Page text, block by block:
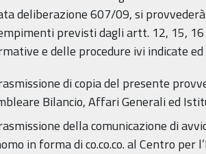
deliberazione 607/09, si
previsti dagli artt. 12, 15,
e delle procedure ivi indicate
di copia del presente
Bilancio, Affari Generali ed
della comunicazione di
in forma di co.co.co. al Centro per